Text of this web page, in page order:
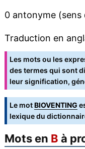
0 antonyme (sens
Traduction en
Les mots ou les
des termes qui sont
leur signification,
Le motBIOVENTING
lexique du
Mots en B à